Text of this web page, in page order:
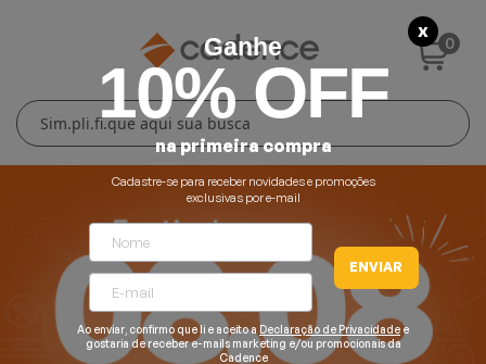
0
X
Ganhe
10% OFF
na primeira compra
Cadastre-se para receber novidades e promoções
exclusivas por e-mail
ENVIAR
Ao enviar, confirmo que li e aceito a Declaração de Privacidadee
gostaria de receber e-mails marketing e/ou promocionais da
Cadence
Cozinha
Blenders
Liquidificadores
Grills e Sanduicheiras
Chaleiras Elétricas
Lar
Ferros e Passadeiras
Conforto Térmico
Aquecedores
Climatizadores
Ventiladores
Cuidados Pessoais
Escovas Secadoras
Secadores
Cortadores de Cabelo
Pranchas